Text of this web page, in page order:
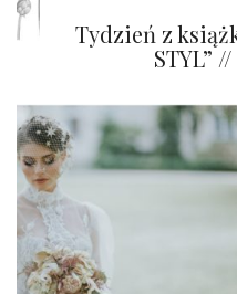
Tydzień z
STYL”